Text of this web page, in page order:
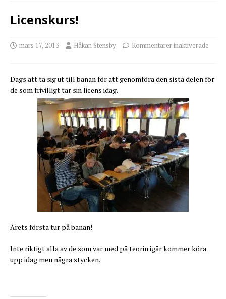
Licenskurs!
mars 17, 2013 Håkan Stensby Kommentarer inaktiverade
Dags att ta sig ut till banan för att genomföra den sista delen för
de som frivilligt tar sin licens idag.
Årets första tur på banan!
Inte riktigt alla av de som var med på teorin igår kommer köra
upp idag men några stycken.